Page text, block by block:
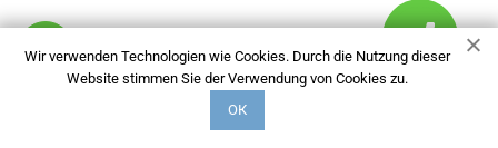
Wir verwenden Technologien wie Cookies. Durch die Nutzung dieser
Website stimmen Sie der Verwendung von Cookies zu.
ОК